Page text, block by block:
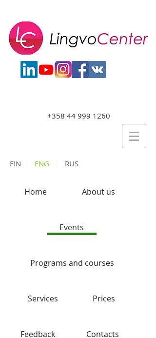
+358 44 999 1260
FIN ENG RUS
Home About us
Events
Programs and courses
Services
Feedback
Prices
Contacts